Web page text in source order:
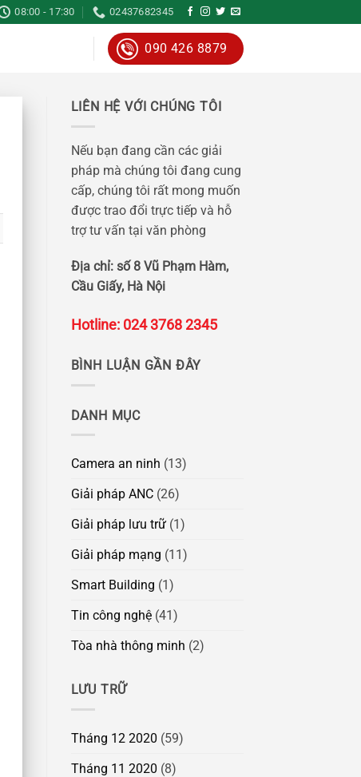
08:00 - 17:30 02437682345
090 426 8879
LIÊN HỆ VỚI CHÚNG TÔI
Nếu bạn đang cần các giải
pháp mà chúng tôi đang cung
cấp, chúng tôi rất mong muốn
được trao đổi trực tiếp và hỗ
trợ tư vấn tại văn phòng
Địa chỉ: số 8 Vũ Phạm Hàm,
Cầu Giấy, Hà Nội
Hotline: 024 3768 2345
BÌNH LUẬN GẦN ĐÂY
DANH MỤC
Camera an ninh (13)
Giải pháp ANC(26)
Giải pháp lưu trữ(1)
Giải pháp mạng (11)
Smart Building (1)
Tin công nghệ(41)
Tòa nhà thông minh (2)
LƯU TRỮ
Tháng 12 2020 (59)
Tháng 11 2020 (8)